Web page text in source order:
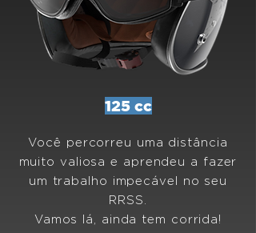
125 cc
Você percorreu uma distância
muito valiosa e aprendeu a fazer
um trabalho impecável no seu
RRSS.
Vamos lá, ainda tem corrida!